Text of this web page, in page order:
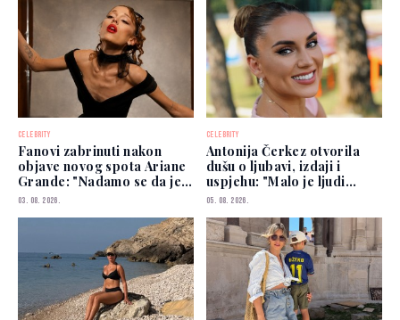
CELEBRITY
Fanovi zabrinuti nakon
objave novog spota Ariane
Grande: "Nadamo se da je
dobro"
03. 08. 2026.
CELEBRITY
Antonija Čerkez otvorila
dušu o ljubavi, izdaji i
uspjehu: "Malo je ljudi
kojima možete vjerovati"
05. 08. 2026.